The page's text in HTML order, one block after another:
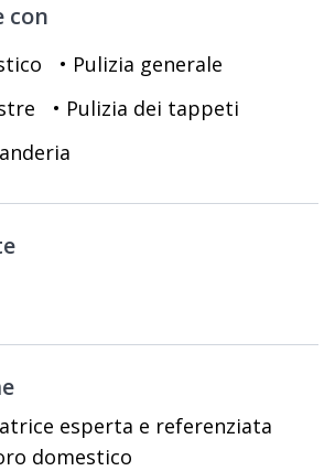
con
• Pulizia generale
• Pulizia dei tappeti
esperta e referenziata
domestico